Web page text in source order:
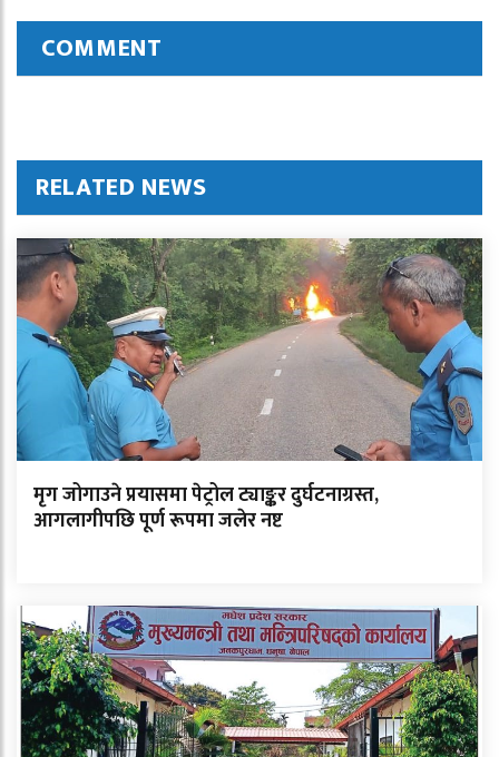
COMMENT
RELATED NEWS
मृग जोगाउने प्रयासमा पेट्रोल ट्याङ्कर दुर्घटनाग्रस्त,
आगलागीपछि पूर्ण रूपमा जलेर नष्ट